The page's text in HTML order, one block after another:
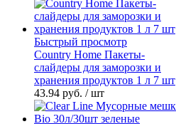
Быстрый просмотр
Country Home Пакеты-
слайдеры для заморозки и
хранения продуктов 1 л 7 шт
43.94 руб. / шт